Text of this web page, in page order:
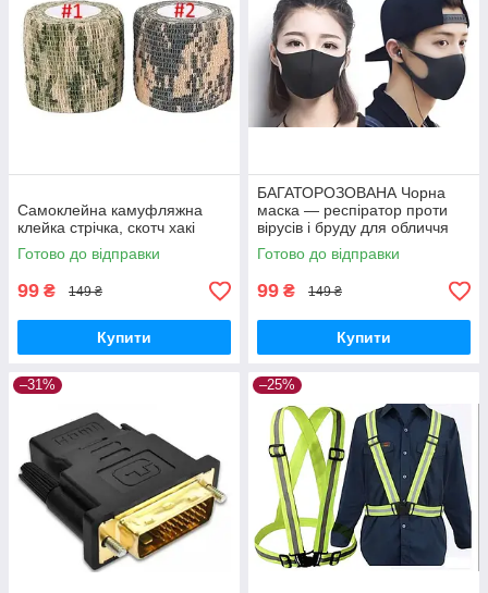
Самоклейна камуфляжна
клейка стрічка, скотч хакі
Готово до відправки
99 ₴ 149 ₴
Купити
БАГАТОРОЗОВАНА Чорна
маска — респіратор проти
вірусів і бруду для обличчя
РМ2.5 як баф
Готово до відправки
99 ₴ 149 ₴
Купити
–31% –25%